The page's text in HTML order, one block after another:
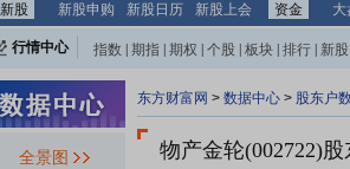
新股
新股申购 新股日历 新股上会 资金 大
行情中心 指数 期指 期权 个股 板块 排行 新股
全景图
东方财富网 > 数据中心 > 股东户
物产金轮(002722)